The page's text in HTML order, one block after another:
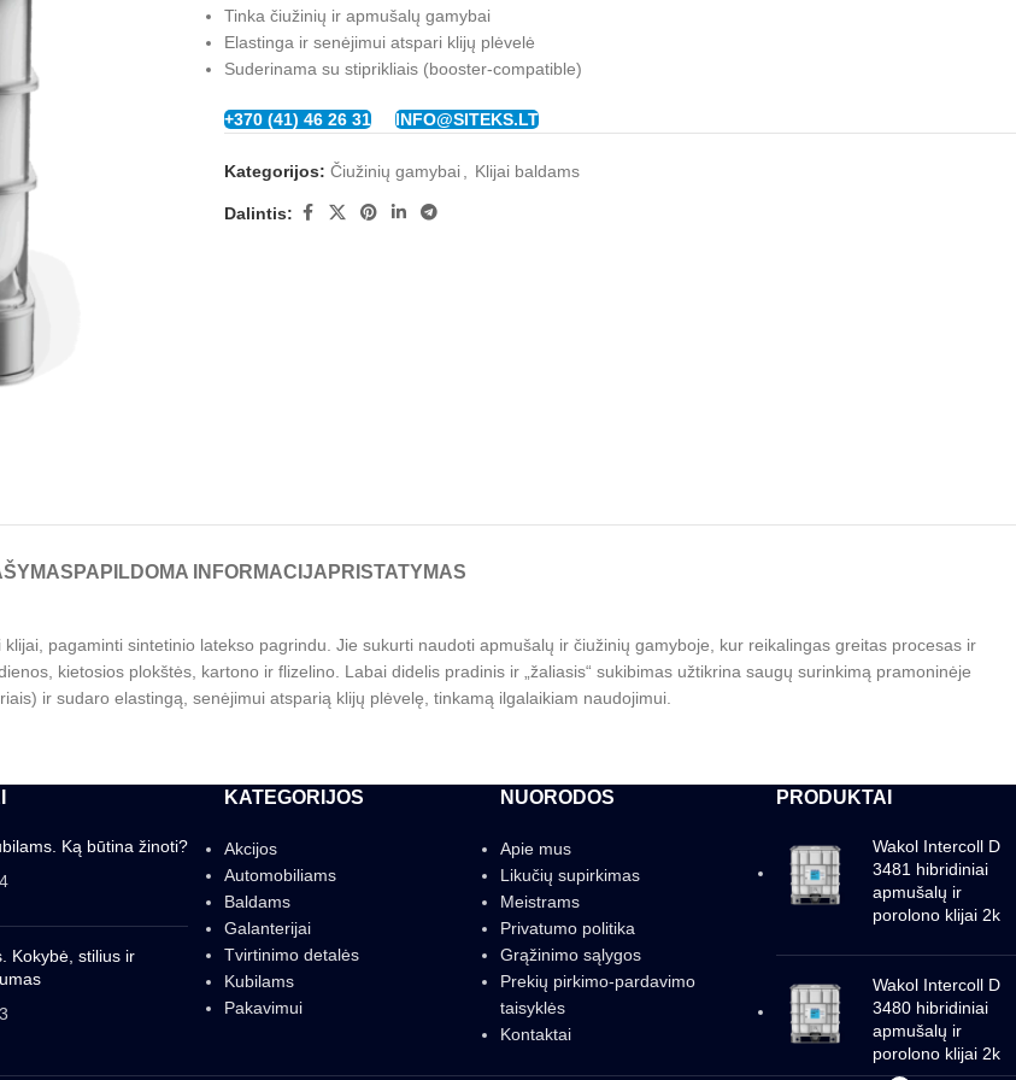
Tinka čiužinių ir apmušalų gamybai
Elastinga ir senėjimui atspari klijų plėvelė
Suderinama su stiprikliais (booster-compatible)
+370 (41) 46 26 31 INFO@SITEKS.LT
Kategorijos: Čiužinių gamybai Klijai baldams
Dalintis:
PAPILDOMA INFORMACIJA PRISTATYMAS
pagaminti sintetinio latekso pagrindu. Jie sukurti naudoti apmušalų ir čiužinių gamyboje, kur reikalingas greitas procesas ir
kietosios plokštės, kartono ir flizelino. Labai didelis pradinis ir „žaliasis“ sukibimas užtikrina saugų surinkimą pramoninėje
ir sudaro elastingą, senėjimui atsparią klijų plėvelę, tinkamą ilgalaikiam naudojimui.
Ką būtina žinoti?
Kokybė, stilius ir
KATEGORIJOS
Akcijos
Automobiliams
Baldams
Galanterijai
Tvirtinimo detalės
Kubilams
Pakavimui
NUORODOS
Apie mus
Likučių supirkimas
Meistrams
Privatumo politika
Grąžinimo sąlygos
Prekių pirkimo-pardavimo
taisyklės
Kontaktai
PRODUKTAI
Wakol Intercoll D
3481 hibridiniai
apmušalų ir
porolono klijai 2k
Wakol Intercoll D
3480 hibridiniai
apmušalų ir
porolono klijai 2k